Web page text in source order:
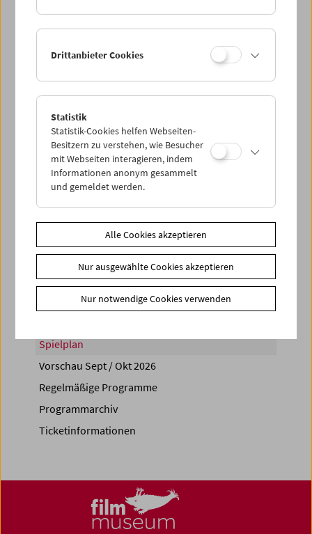
Sa 8.7.
PROGRAMM ÜBERBLICK
Share on
Spielplan
Vorschau Sept / Okt 2026
Regelmäßige Programme
Programmarchiv
Ticketinformationen
Drittanbieter Cookies
Statistik
Statistik-Cookies helfen Webseiten-
Besitzern zu verstehen, wie Besucher
mit Webseiten interagieren, indem
Informationen anonym gesammelt
und gemeldet werden.
Alle Cookies akzeptieren
Nur ausgewählte Cookies akzeptieren
Nur notwendige Cookies verwenden